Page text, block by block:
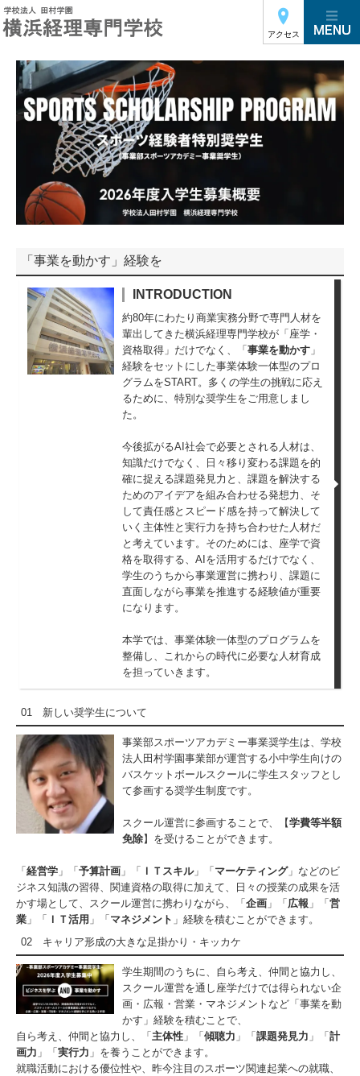
アクセス
「事業を動かす」経験を
INTRODUCTION
約80年にわたり商業実務分野で専門人材を
輩出してきた横浜経理専門学校が「座学・
資格取得」だけでなく、「 事業を動かす」
経験をセットにした事業体験一体型のプロ
グラムをSTART。多くの学生の挑戦に応え
るために、特別な奨学生をご用意しまし
た。
今後拡がるAI社会で必要とされる人材は、
知識だけでなく、日々移り変わる課題を的
確に捉える課題発見力と、課題を解決する
ためのアイデアを組み合わせる発想力、そ
して責任感とスピード感を持って解決して
いく主体性と実行力を持ち合わせた人材だ
と考えています。そのためには、座学で資
格を取得する、AIを活用するだけでなく、
学生のうちから事業運営に携わり、課題に
直面しながら事業を推進する経験値が重要
になります。
本学では、事業体験一体型のプログラムを
整備し、これからの時代に必要な人材育成
を担っていきます。
01 新しい奨学生について
事業部スポーツアカデミー事業奨学生は、学校
法人田村学園事業部が運営する小中学生向けの
バスケットボールスクールに学生スタッフとし
て参画する奨学生制度です。
スクール運営に参画することで、【学費等半額
免除】を受けることができます。
「 経営学 」「 予算計画 」「 ＩＴスキル」「 マーケティング」などのビ
ジネス知識の習得、関連資格の取得に加えて、日々の授業の成果を活
かす場として、スクール運営に携わりながら、「 企画 」「 広報 」「 営
業 」「 ＩＴ活用 」「 マネジメント 」経験を積むことができます。
02 キャリア形成の大きな足掛かり・キッカケ
学生期間のうちに、自ら考え、仲間と協力し、
スクール運営を通し座学だけでは得られない企
画・広報・営業・マネジメントなど「事業を動
かす」経験を積むことで、
自ら考え、仲間と協力し、「 主体性 」「 傾聴力 」「 課題発見力 」「 計
画力 」「 実行力 」を養うことができます。
就職活動における優位性や、昨今注目のスポーツ関連起業への就職、